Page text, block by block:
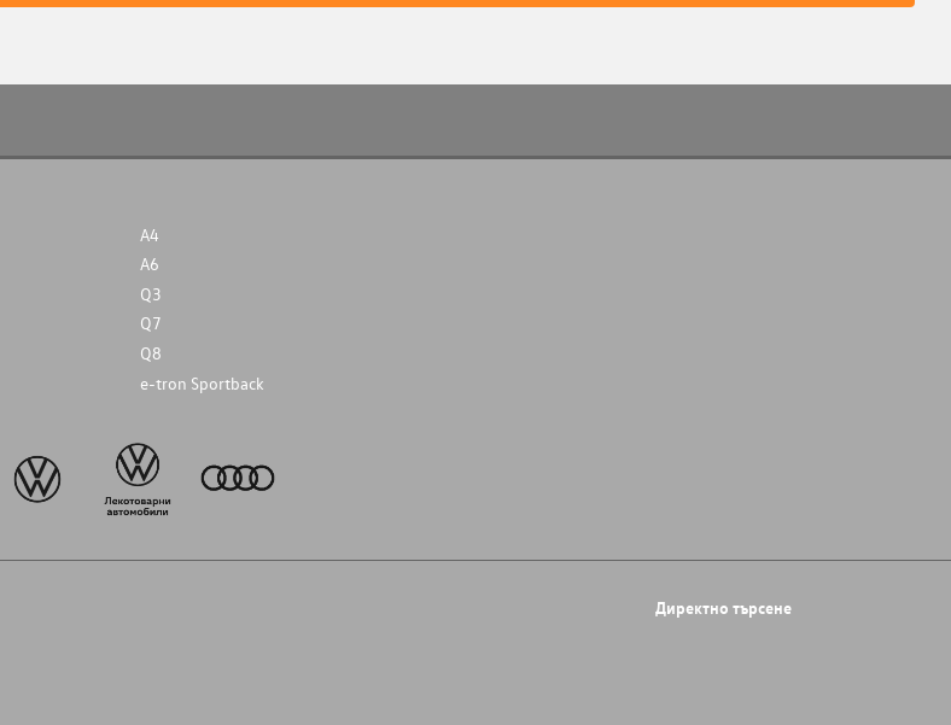
A4
A6
Q3
Q7
Q8
e-tron Sportback
Директно търсене